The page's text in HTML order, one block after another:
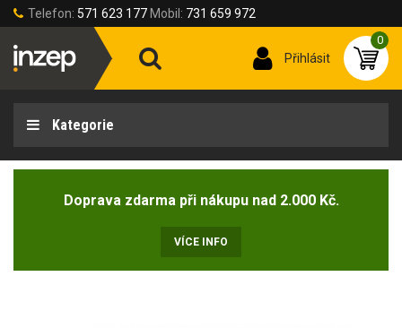
Telefon: 571 623 177 Mobil: 731 659 972
Přihlásit
0
Kategorie
Doprava zdarma při nákupu nad 2.000 Kč.
VÍCE INFO